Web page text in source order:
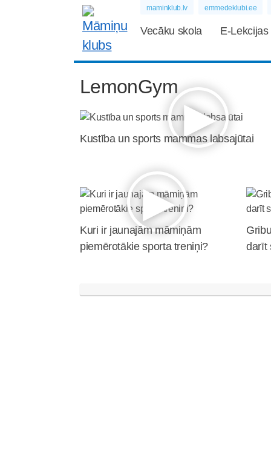
maminklub.lv emmedeklubi.ee
Vecāku skola E-Lekcijas
LemonGym
Kustība un sports mammas labsajūtai
Kuri ir jaunajām māmiņām
piemērotākie sporta treniņi?
darīt